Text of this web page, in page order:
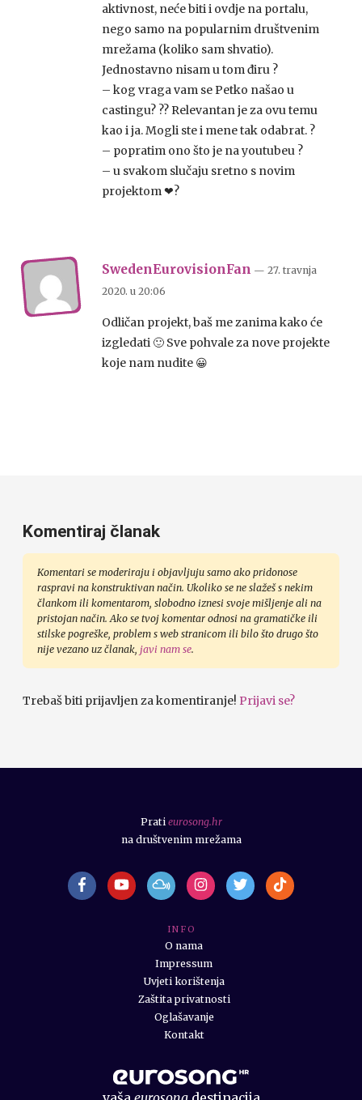
aktivnost, neće biti i ovdje na portalu,
nego samo na popularnim društvenim
mrežama (koliko sam shvatio).
Jednostavno nisam u tom điru ?
– kog vraga vam se Petko našao u
castingu? ?? Relevantan je za ovu temu
kao i ja. Mogli ste i mene tak odabrat. ?
– popratim ono što je na youtubeu ?
– u svakom slučaju sretno s novim
projektom ❤?
SwedenEurovisionFan — 27. travnja
2020. u 20:06
Odličan projekt, baš me zanima kako će
izgledati 🙂 Sve pohvale za nove projekte
koje nam nudite 😀
Komentiraj članak
Komentari se moderiraju i objavljuju samo ako pridonose
raspravi na konstruktivan način. Ukoliko se ne slažeš s nekim
člankom ili komentarom, slobodno iznesi svoje mišljenje ali na
pristojan način. Ako se tvoj komentar odnosi na gramatičke ili
stilske pogreške, problem s web stranicom ili bilo što drugo što
nije vezano uz članak, javi nam se.
Trebaš biti prijavljen za komentiranje! Prijavi se?
I N F O
O nama
Impressum
Uvjeti korištenja
Zaštita privatnosti
Oglašavanje
Kontakt
Prati eurosong.hr
na društvenim mrežama